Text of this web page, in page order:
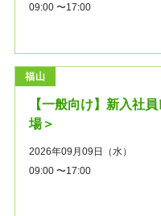
09:00 〜17:00
福山
【一般向け】新入社
場＞
2026年09月09日（水）
09:00 〜17:00